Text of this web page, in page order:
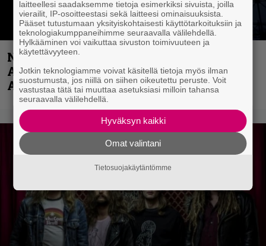
Näin lähtee Ghostin Tobias Forgelta
Accept – menossa mukana myös
Anthrax- ja Korn-miehistöä
laitteellesi saadaksemme tietoja esimerkiksi sivuista, joilla
vierailit, IP-osoitteestasi sekä laitteesi ominaisuuksista.
Pääset tutustumaan yksityiskohtaisesti käyttötarkoituksiin ja
teknologiakumppaneihimme seuraavalla välilehdellä.
Hylkääminen voi vaikuttaa sivuston toimivuuteen ja
käytettävyyteen.
Jotkin teknologiamme voivat käsitellä tietoja myös ilman
suostumusta, jos niillä on siihen oikeutettu peruste. Voit
vastustaa tätä tai muuttaa asetuksiasi milloin tahansa
seuraavalla välilehdellä.
Hyväksyn kaikki
Omat valintani
Tietosuojakäytäntömme